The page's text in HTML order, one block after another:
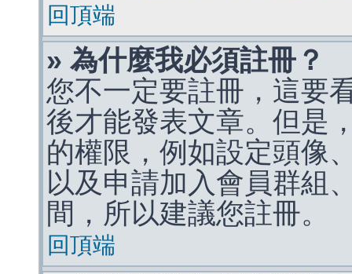
回頂端
» 為什麼我必須註冊？
您不一定要註冊，這要
後才能發表文章。但是
的權限，例如設定頭像
以及申請加入會員群組
間，所以建議您註冊。
回頂端